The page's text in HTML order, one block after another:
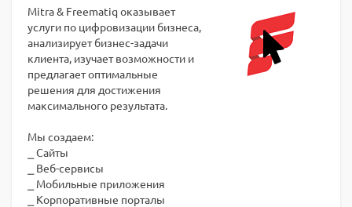
Mitra & Freematiq оказывает
услуги по цифровизации бизнеса,
анализирует бизнес-задачи
клиента, изучает возможности и
предлагает оптимальные
решения для достижения
максимального результата.
Мы создаем:
⎯ Сайты
⎯ Веб-сервисы
⎯ Мобильные приложения
⎯ Корпоративные порталы